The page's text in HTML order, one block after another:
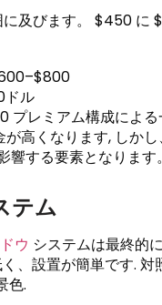
及びます。 $450 に
ドル
プレミアム構成によ
高くなります, しか
響する要素となります
テム
ウ システムは最終的
、設置が簡単です.
色.